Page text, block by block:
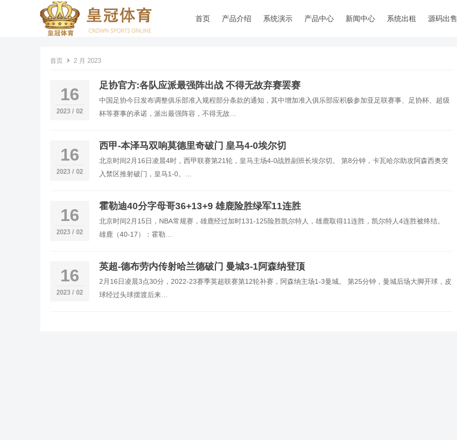
首页 产品介绍 系统演示 产品中心 新闻中心 系统出租 源码出售
首页 2 月 2023
16
2023 / 02
足协官方:各队应派最强阵出战 不得无故弃赛罢赛
中国足协今日发布调整俱乐部准入规程部分条款的通知，其中增加准入俱乐部应积极参加亚足联赛事、足协杯、超级
杯等赛事的承诺，派出最强阵容，不得无故…
16
2023 / 02
西甲-本泽马双响莫德里奇破门 皇马4-0埃尔切
北京时间2月16日凌晨4时，西甲联赛第21轮，皇马主场4-0战胜副班长埃尔切。 第8分钟，卡瓦哈尔助攻阿森西奥突
入禁区推射破门，皇马1-0。…
16
2023 / 02
霍勒迪40分字母哥36+13+9 雄鹿险胜绿军11连胜
北京时间2月15日，NBA常规赛，雄鹿经过加时131-125险胜凯尔特人，雄鹿取得11连胜，凯尔特人4连胜被终结。
雄鹿（40-17）：霍勒…
16
2023 / 02
英超-德布劳内传射哈兰德破门 曼城3-1阿森纳登顶
2月16日凌晨3点30分，2022-23赛季英超联赛第12轮补赛，阿森纳主场1-3曼城。 第25分钟，曼城后场大脚开球，皮
球经过头球摆渡后来…